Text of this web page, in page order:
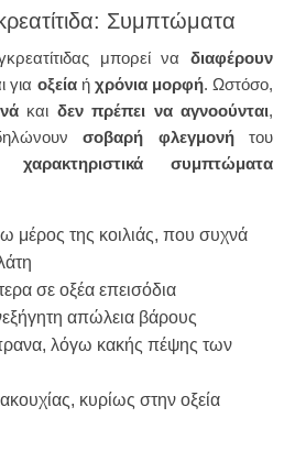
Συμπτώματα
μπορεί ναδιαφέρουν
για οξείαή χρόνια μορφή. Ωστόσο,
και δεν πρέπει να αγνοούνται,
σοβαρή φλεγμονήτου
χαρακτηριστικά
συμπτώματα
μέρος της κοιλιάς, που συχνά
σε οξέα επεισόδια
απώλεια βάρους
λόγω κακής πέψης των
κυρίως στην οξεία